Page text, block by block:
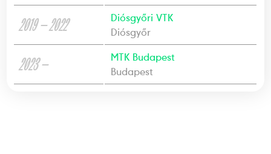
2019 — 2022
Diósgyőri VTK
Diósgyőr
2023 —
MTK Budapest
Budapest